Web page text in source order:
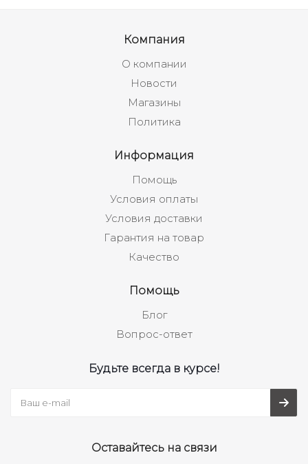
Компания
О компании
Новости
Магазины
Политика
Информация
Помощь
Условия оплаты
Условия доставки
Гарантия на товар
Качество
Помощь
Блог
Вопрос-ответ
Будьте всегда в курсе!
Оставайтесь на связи